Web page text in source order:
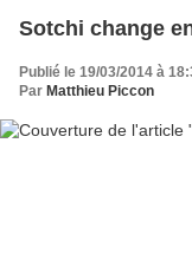
Sotchi change
Publié le 19/03/2014 à
Par Matthieu Piccon